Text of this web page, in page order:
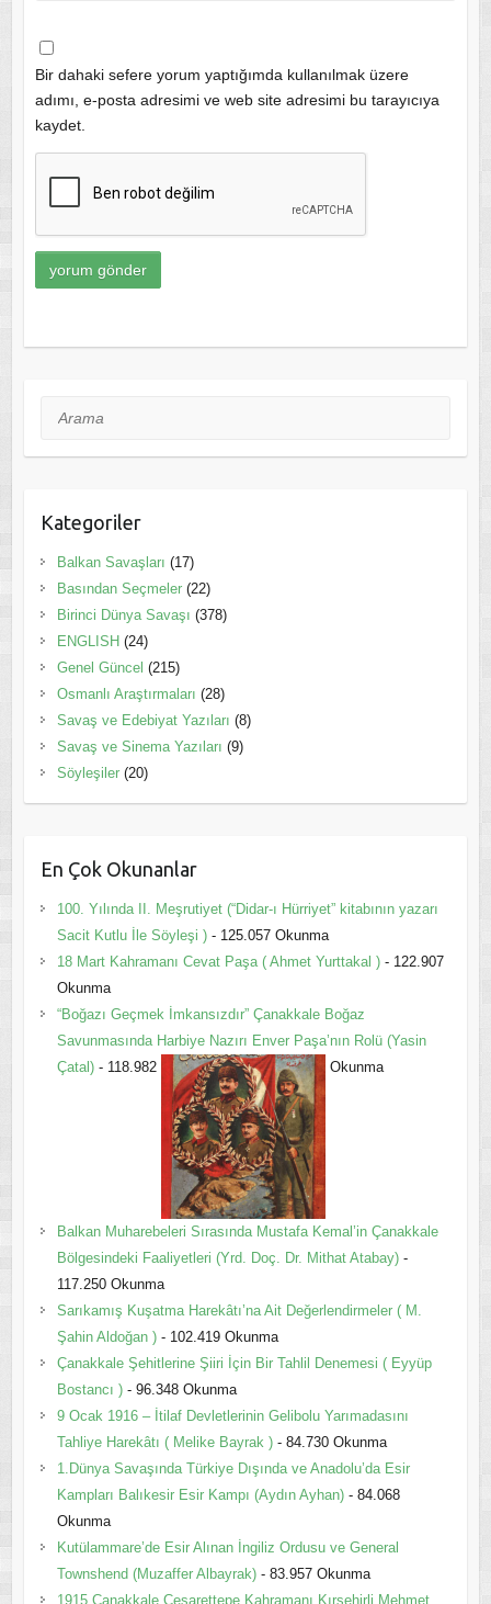
Bir dahaki sefere yorum yaptığımda kullanılmak üzere
adımı, e-posta adresimi ve web site adresimi bu tarayıcıya
kaydet.
Arama
Kategoriler
Balkan Savaşları (17)
Basından Seçmeler(22)
Birinci Dünya Savaşı (378)
ENGLISH(24)
Genel Güncel (215)
Osmanlı Araştırmaları (28)
Savaş ve Edebiyat Yazıları (8)
Savaş ve Sinema Yazıları (9)
Söyleşiler(20)
En Çok Okunanlar
100. Yılında II. Meşrutiyet (“Didar-ı Hürriyet” kitabının yazarı
Sacit Kutlu İle Söyleşi )- 125.057 Okunma
18 Mart Kahramanı Cevat Paşa ( Ahmet Yurttakal )- 122.907
Okunma
“Boğazı Geçmek İmkansızdır” Çanakkale Boğaz
Savunmasında Harbiye Nazırı Enver Paşa’nın Rolü (Yasin
Çatal)- 118.982 Okunma
Balkan Muharebeleri Sırasında Mustafa Kemal’in Çanakkale
Bölgesindeki Faaliyetleri (Yrd. Doç. Dr. Mithat Atabay)-
117.250 Okunma
Sarıkamış Kuşatma Harekâtı’na Ait Değerlendirmeler ( M.
Şahin Aldoğan )- 102.419 Okunma
Çanakkale Şehitlerine Şiiri İçin Bir Tahlil Denemesi ( Eyyüp
Bostancı )- 96.348 Okunma
9 Ocak 1916 – İtilaf Devletlerinin Gelibolu Yarımadasını
Tahliye Harekâtı ( Melike Bayrak )- 84.730 Okunma
1.Dünya Savaşında Türkiye Dışında ve Anadolu’da Esir
Kampları Balıkesir Esir Kampı (Aydın Ayhan)- 84.068
Okunma
Kutülammare’de Esir Alınan İngiliz Ordusu ve General
Townshend (Muzaffer Albayrak)- 83.957 Okunma
1915 Çanakkale Cesarettepe Kahramanı Kırşehirli Mehmet